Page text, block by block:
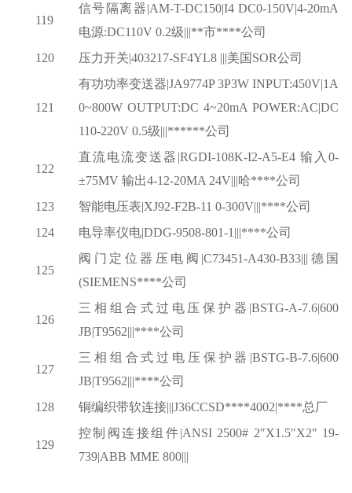
119
信号隔离器|AM-T-DC150|I4 DC0-150V|4-20mA
电源:DC110V 0.2级|||**市****公司
120
压力开关|403217-SF4YL8 |||美国SOR公司
121
有功功率变送器|JA9774P 3P3W INPUT:450V|1A
0~800W OUTPUT:DC 4~20mA POWER:AC|DC
110-220V 0.5级|||******公司
122
直流电流变送器 |RGDI-108K-I2-A5-E4 输入0-
±75MV 输出4-12-20MA 24V|||哈****公司
123
智能电压表|XJ92-F2B-11 0-300V|||****公司
124
电导率仪电|DDG-9508-801-1|||****公司
125
阀门定位器压电阀 |C73451-A430-B33|||德国
(SIEMENS****公司
126
三相组合式过电压保护器 |BSTG-A-7.6|600
JB|T9562|||****公司
127
三相组合式过电压保护器 |BSTG-B-7.6|600
JB|T9562|||****公司
128
铜编织带软连接|||J36CCSD****4002|****总厂
129
控制阀连接组件|ANSI 2500# 2″X1.5″X2″ 19-
739|ABB MME 800|||